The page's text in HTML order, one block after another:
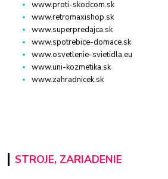
www.proti-skodcom.sk
www.retromaxishop.sk
www.superpredajca.sk
www.spotrebice-domace.sk
www.osvetlenie-svietidla.eu
www.uni-kozmetika.sk
www.zahradnicek.sk
STROJE, ZARIADENIE